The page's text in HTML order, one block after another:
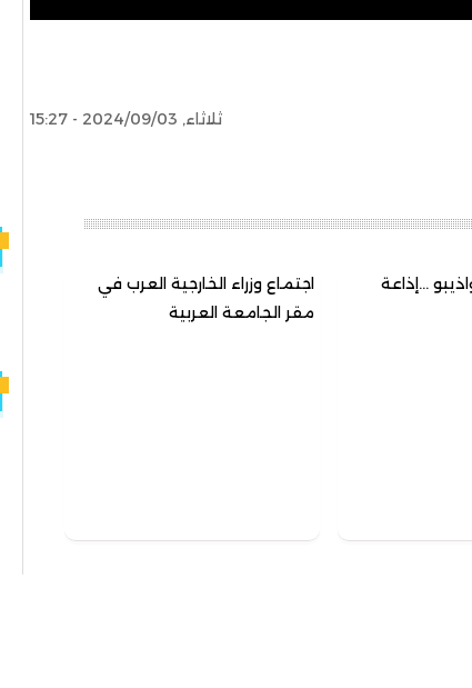
ثلاثاء, 2024/09/03 - 15:27
…إذاعة
اجتماع وزراء الخارجية العرب في
مقر الجامعة العربية